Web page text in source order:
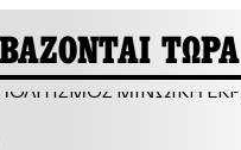
ΤΩΡΑ